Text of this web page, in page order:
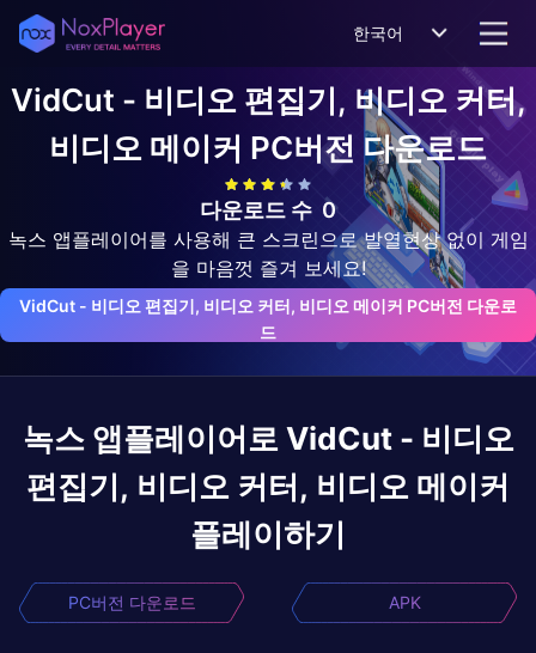
한국어
VidCut - 비디오 편집기, 비디오 커터,
비디오 메이커 PC버전 다운로드
다운로드 수 0
녹스 앱플레이어를 사용해 큰 스크린으로 발열현상 없이 게임
을 마음껏 즐겨 보세요!
VidCut - 비디오 편집기, 비디오 커터, 비디오 메이커 PC버전 다운로
드
녹스 앱플레이어로 VidCut - 비디오
편집기, 비디오 커터, 비디오 메이커
플레이하기
PC버전 다운로드 APK